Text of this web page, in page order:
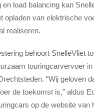
en load balancing kan
opladen van elektrische
realiseren.
behoort SnelleVliet
touringcarvervoer
“Wij geloven
de toekomst is,” aldus
op de website van